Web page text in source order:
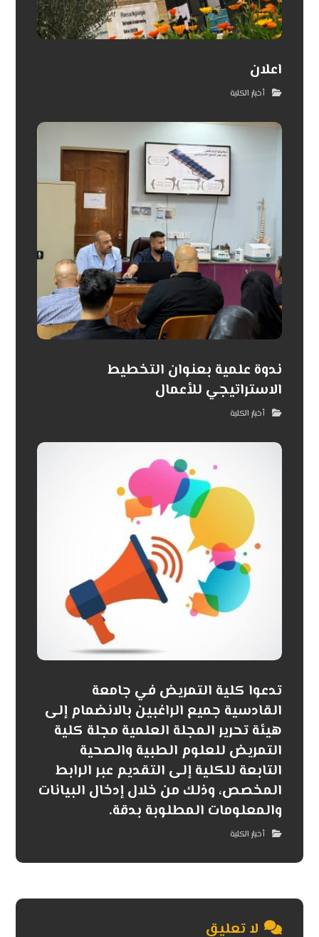
اعلان
أخبار الكلية
ندوة علمية بعنوان التخطيط
الاستراتيجي للأعمال
أخبار الكلية
تدعوا كلية التمريض في جامعة
القادسية جميع الراغبين بالانضمام إلى
هيئة تحرير المجلة العلمية مجلة كلية
التمريض للعلوم الطبية والصحية
التابعة للكلية إلى التقديم عبر الرابط
المخصص، وذلك من خلال إدخال البيانات
والمعلومات المطلوبة بدقة.
أخبار الكلية
لا تعليق